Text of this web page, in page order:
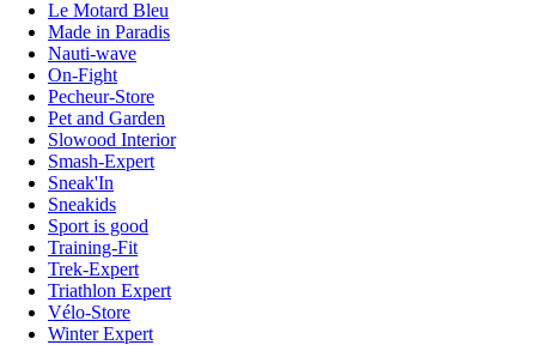
Le Motard Bleu
Made in Paradis
Nauti-wave
On-Fight
Pecheur-Store
Pet and Garden
Slowood Interior
Smash-Expert
Sneak'In
Sneakids
Sport is good
Training-Fit
Trek-Expert
Triathlon Expert
Vélo-Store
Winter Expert